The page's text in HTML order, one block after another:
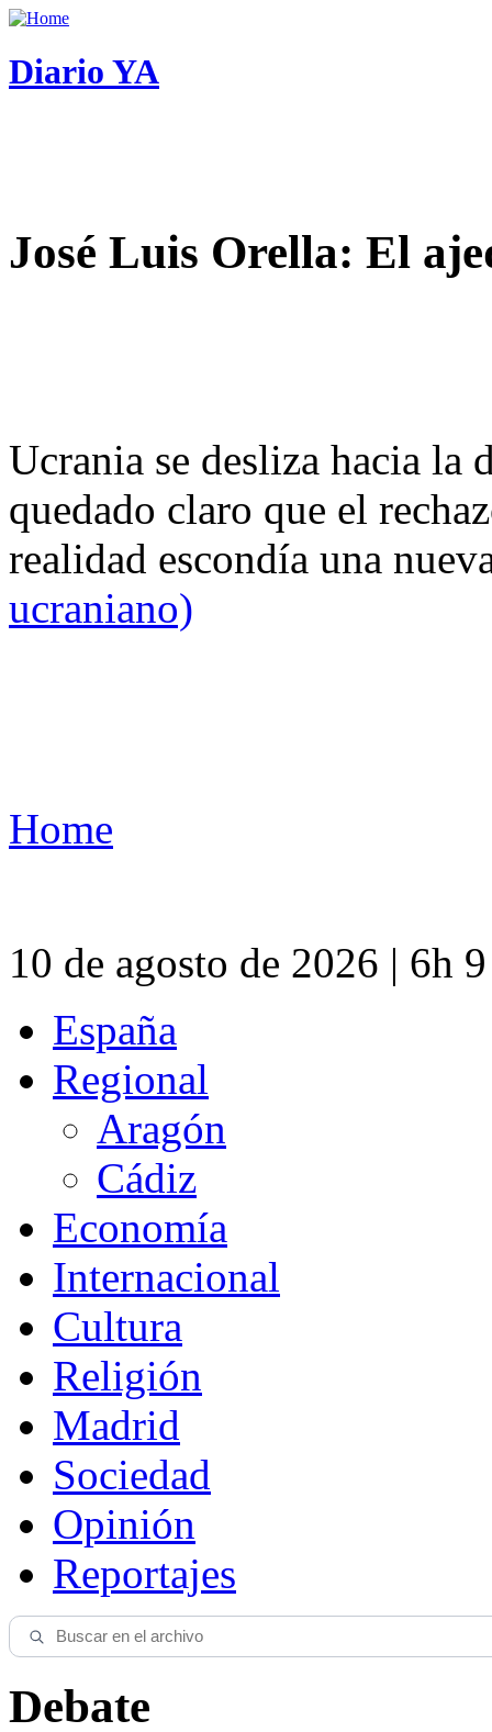
Diario YA
José Luis Orella: El
Ucrania se desliza hacia
quedado claro que el
realidad escondía una
ucraniano)
Home
10 de agosto de 2026 | 6h
España
Regional
Aragón
Cádiz
Economía
Internacional
Cultura
Religión
Madrid
Sociedad
Opinión
Reportajes
Debate